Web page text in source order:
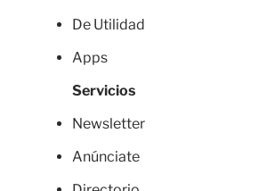
De Utilidad
Apps
Servicios
Newsletter
Anúnciate